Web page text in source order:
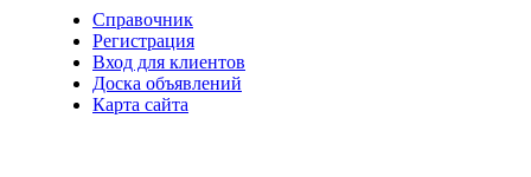
Справочник
Регистрация
Вход для клиентов
Доска объявлений
Карта сайта